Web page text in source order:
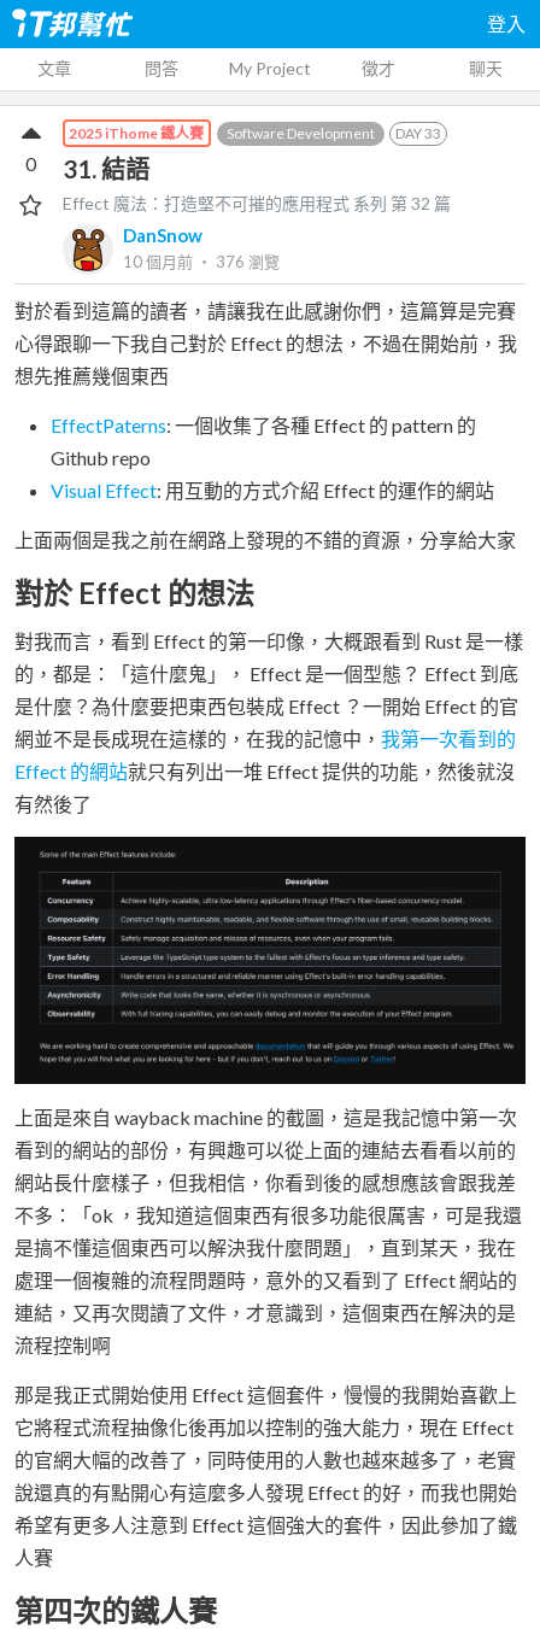
登入
文章 問答 My Project 徵才 聊天
2025 iThome 鐵人賽 Software Development DAY33
31. 結語
Effect 魔法：打造堅不可摧的應用程式 系列 第32 篇
DanSnow
10 個月前 ‧ 376 瀏覽
0
對於看到這篇的讀者，請讓我在此感謝你們，這篇算是完賽
心得跟聊一下我自己對於 Effect 的想法，不過在開始前，我
想先推薦幾個東西
EffectPaterns: 一個收集了各種 Effect 的 pattern 的
Github repo
Visual Effect: 用互動的方式介紹 Effect 的運作的網站
上面兩個是我之前在網路上發現的不錯的資源，分享給大家
對於 Effect 的想法
對我而言，看到 Effect 的第一印像，大概跟看到 Rust 是一樣
的，都是：「這什麼鬼」， Effect 是一個型態？ Effect 到底
是什麼？為什麼要把東西包裝成 Effect ？一開始 Effect 的官
網並不是長成現在這樣的，在我的記憶中， 我第一次看到的
Effect 的網站就只有列出一堆 Effect 提供的功能，然後就沒
有然後了
上面是來自 wayback machine 的截圖，這是我記憶中第一次
看到的網站的部份，有興趣可以從上面的連結去看看以前的
網站長什麼樣子，但我相信，你看到後的感想應該會跟我差
不多：「ok ，我知道這個東西有很多功能很厲害，可是我還
是搞不懂這個東西可以解決我什麼問題」，直到某天，我在
處理一個複雜的流程問題時，意外的又看到了 Effect 網站的
連結，又再次閱讀了文件，才意識到，這個東西在解決的是
流程控制啊
那是我正式開始使用 Effect 這個套件，慢慢的我開始喜歡上
它將程式流程抽像化後再加以控制的強大能力，現在 Effect
的官網大幅的改善了，同時使用的人數也越來越多了，老實
說還真的有點開心有這麼多人發現 Effect 的好，而我也開始
希望有更多人注意到 Effect 這個強大的套件，因此參加了鐵
人賽
第四次的鐵人賽